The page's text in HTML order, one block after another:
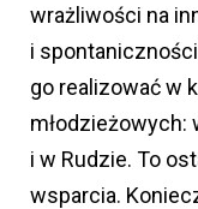
wrażliwości na
i
go realizować w
młodzieżowych:
i w Rudzie. To
wsparcia.